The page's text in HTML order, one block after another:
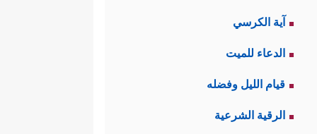
آية الكرسي
الدعاء للميت
قيام الليل وفضله
الرقية الشرعية